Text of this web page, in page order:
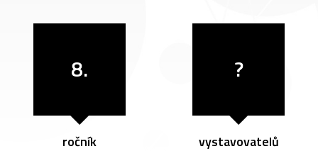
8.
ročník
?
vystavovatelů